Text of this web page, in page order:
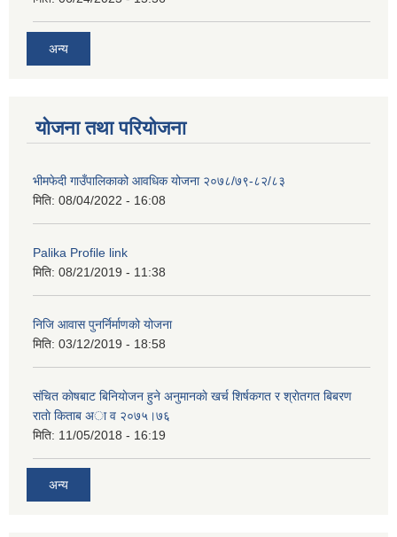
अन्य
योजना तथा परियोजना
भीमफेदी गाउँपालिकाको आवधिक योजना २०७८/७९-८२/८३
मिति: 08/04/2022 - 16:08
Palika Profile link
मिति: 08/21/2019 - 11:38
निजि आवास पुनर्निर्माणको योजना
मिति: 03/12/2019 - 18:58
संचित काेषबाट बिनियाेजन हुने अनुमानकाे खर्च शिर्षकगत र श्राेतगत बिबरण
राताे किताब अा‍ व २‍०७५।७६
मिति: 11/05/2018 - 16:19
अन्य